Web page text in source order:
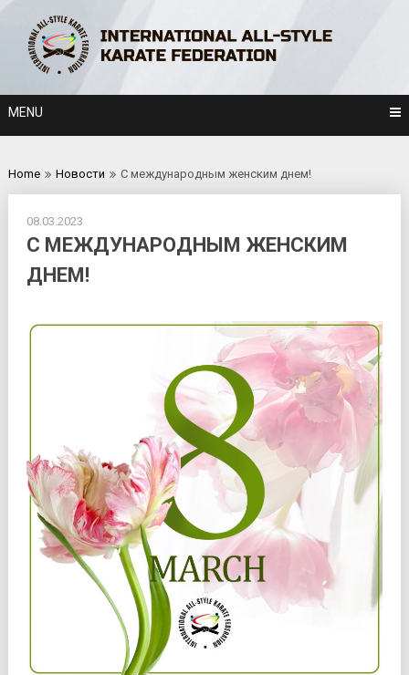
content
MENU
Home Новости С международным женским днем!
08.03.2023
С МЕЖДУНАРОДНЫМ ЖЕНСКИМ
ДНЕМ!